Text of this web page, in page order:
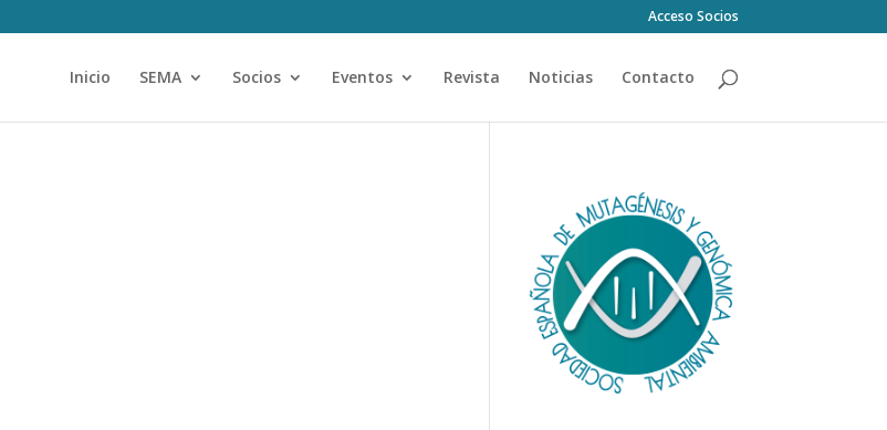
Acceso Socios
Inicio SEMA Socios Eventos Revista Noticias Contacto